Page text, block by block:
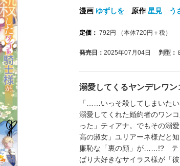
漫画 ゆずしを 原作星見 う
定価： 792 円 （本体720円＋税）
発売日： 2025年07月04日 判型：
溺愛してくるヤンデレワ
「……いっそ殺してしまいた
溺愛してくれた婚約者のワン
った」ティアナ。でもその溺
高の淑女」ユリアーネ様だと
廉恥な「裏の顔」が……!? テ
ぱり大好きなサイラス様が「